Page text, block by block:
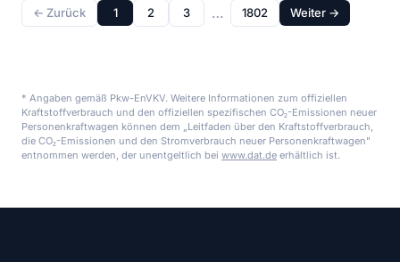
← Zurück 1 2 3 … 1802 Weiter →
* Angaben gemäß Pkw-EnVKV. Weitere Informationen zum offiziellen
Kraftstoffverbrauch und den offiziellen spezifischen CO₂-Emissionen neuer
Personenkraftwagen können dem „Leitfaden über den Kraftstoffverbrauch,
die CO₂-Emissionen und den Stromverbrauch neuer Personenkraftwagen"
entnommen werden, der unentgeltlich bei www.dat.de erhältlich ist.